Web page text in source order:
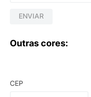
ENVIAR
Outras cores:
CEP